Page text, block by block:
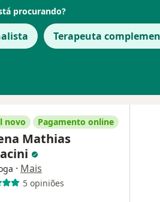
procurando?
Terapeuta
novo Pagamento online
Mathias
· Mais
5 opiniões